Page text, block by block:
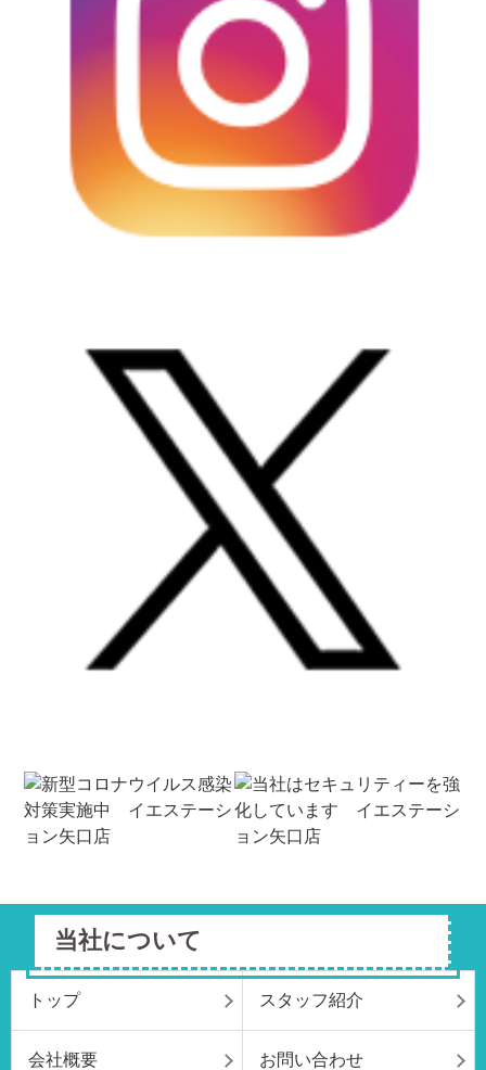
当社について
トップ スタッフ紹介
会社概要 お問い合わせ